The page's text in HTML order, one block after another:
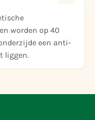
worden op 40
een anti-
liggen.